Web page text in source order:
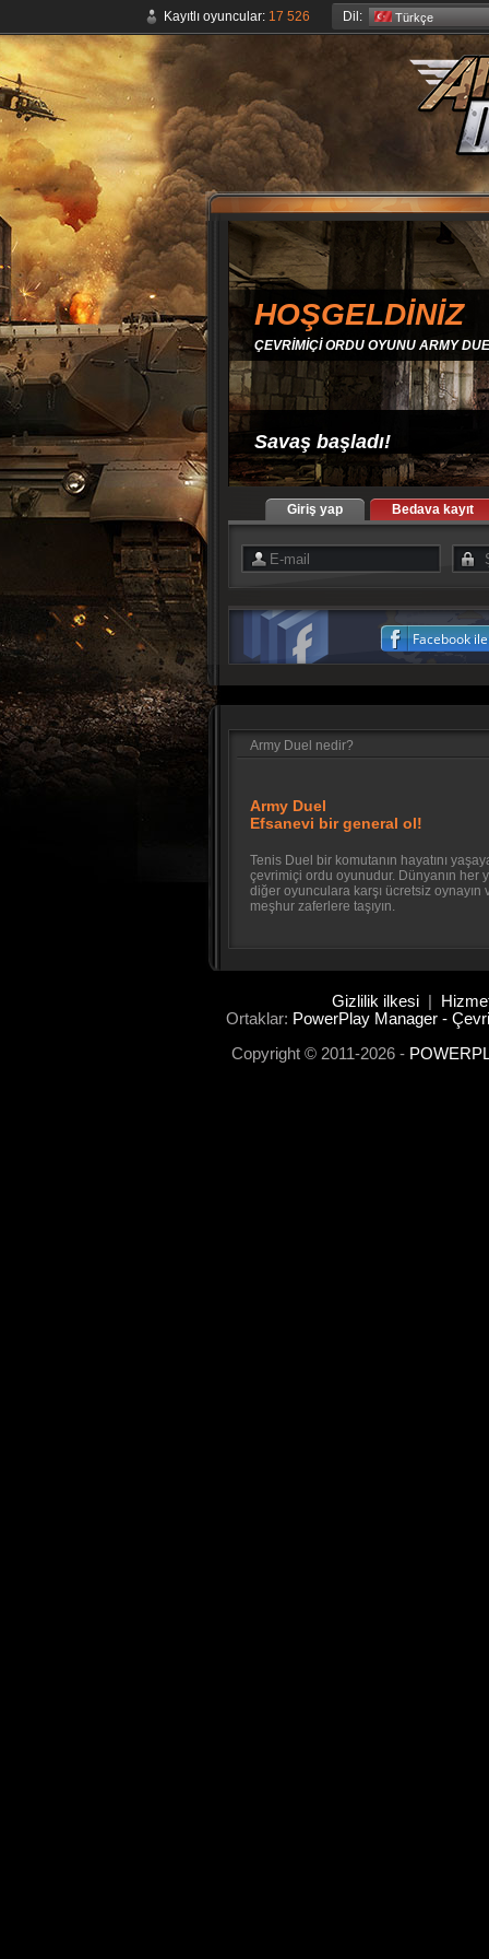
Kayıtlı oyuncular: 17 526 Dil: Türkçe
HOŞGELDİNİZ
ÇEVRİMİÇİ ORDU OYUNU ARMY
Savaş başladı!
Giriş yap Bedava kayıt
Facebook
Army Duel nedir?
Army Duel
Efsanevi bir general ol!
Tenis Duel bir komutanın hayatını
çevrimiçi ordu oyunudur. Dünyanın her
diğer oyunculara karşı ücretsiz oynayın
meşhur zaferlere taşıyın.
Gizlilik ilkesi|
Ortaklar: PowerPlay Manager -
Copyright © 2011-2026 -